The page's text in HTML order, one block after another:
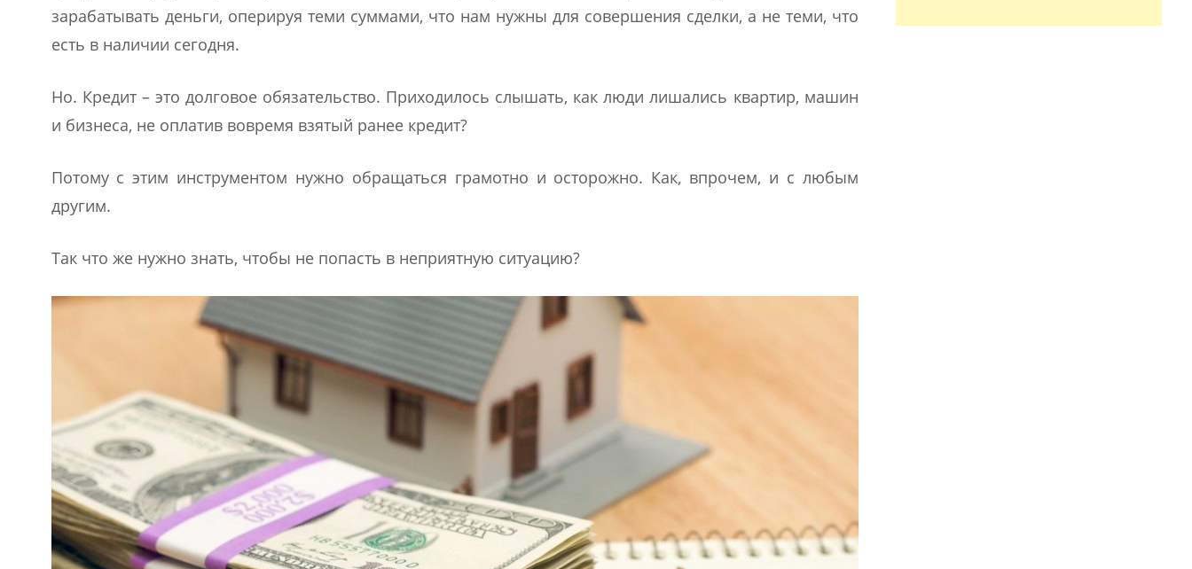
зарабатывать деньги, оперируя теми суммами, что нам нужны для совершения сделки, а не теми, что
есть в наличии сегодня.
Но. Кредит – это долговое обязательство. Приходилось слышать, как люди лишались квартир, машин
и бизнеса, не оплатив вовремя взятый ранее кредит?
Потому с этим инструментом нужно обращаться грамотно и осторожно. Как, впрочем, и с любым
другим.
Так что же нужно знать, чтобы не попасть в неприятную ситуацию?